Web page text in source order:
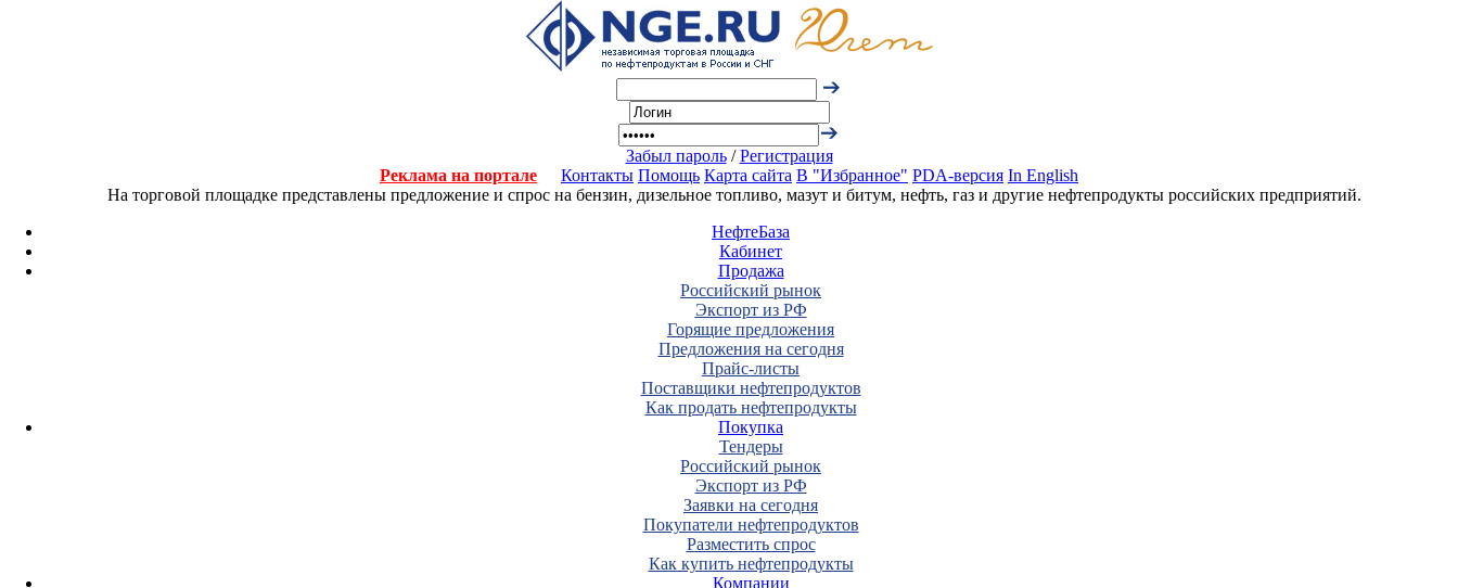
Забыл пароль/Регистрация
Реклама на портале
Контакты Помощь Карта сайта В "Избранное" PDA-версия In English
На торговой площадке представлены предложение и спрос на бензин, дизельное топливо, мазут и битум, нефть, газ и другие нефтепродукты российских предприятий.
НефтеБаза
Кабинет
Продажа
Российский рынок
Экспорт из РФ
Горящие предложения
Предложения на сегодня
Прайс-листы
Поставщики нефтепродуктов
Как продать нефтепродукты
Покупка
Тендеры
Российский рынок
Экспорт из РФ
Заявки на сегодня
Покупатели нефтепродуктов
Разместить спрос
Как купить нефтепродукты
Компании